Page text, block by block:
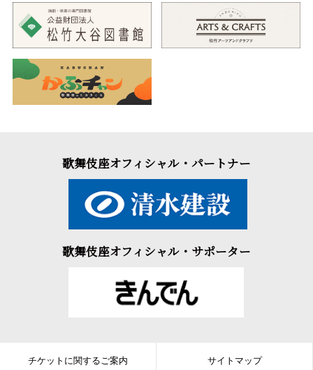
歌舞伎座オフィシャル・パートナー
歌舞伎座オフィシャル・サポーター
チケットに関するご案内 サイトマップ